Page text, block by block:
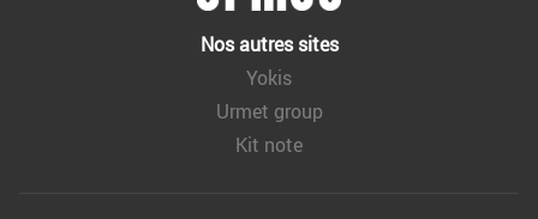
Nos autres sites
Yokis
Urmet group
Kit note